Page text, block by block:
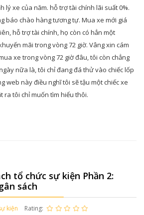
lý xe của năm. hỗ trợ tài chính lãi suất 0%.
báo chào hàng tương tự. Mua xe mới giá
hỗ trợ tài chính, họ còn có hẳn một
mãi trong vòng 72 giờ. Vâng xin cám
xe trong vòng 72 giờ đâu, tôi còn chẳng
nữa là, tôi chỉ đang đá thử vào chiếc lốp
web này điều nghĩ tôi sẽ tậu một chiếc xe
ra tôi chỉ muốn tìm hiểu thôi.
tổ chức sự kiện Phần 2:
sách
kiện Rating: